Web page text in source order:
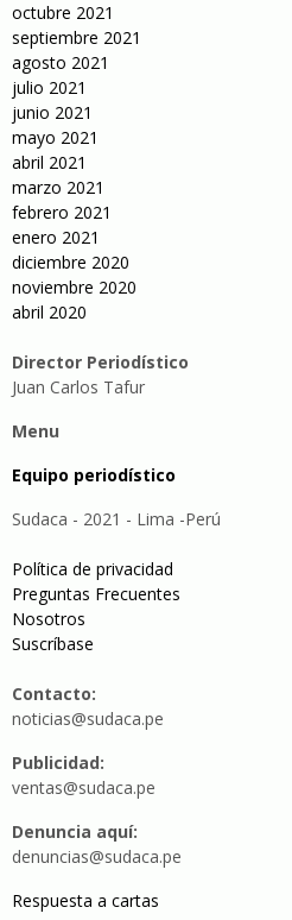
octubre 2021
septiembre 2021
agosto 2021
julio 2021
junio 2021
mayo 2021
abril 2021
marzo 2021
febrero 2021
enero 2021
diciembre 2020
noviembre 2020
abril 2020
Director Periodístico
Juan Carlos Tafur
Menu
Equipo periodístico
Sudaca - 2021 - Lima -Perú
Política de privacidad
Preguntas Frecuentes
Nosotros
Suscríbase
Contacto:
noticias@sudaca.pe
Publicidad:
ventas@sudaca.pe
Denuncia aquí:
denuncias@sudaca.pe
Respuesta a cartas